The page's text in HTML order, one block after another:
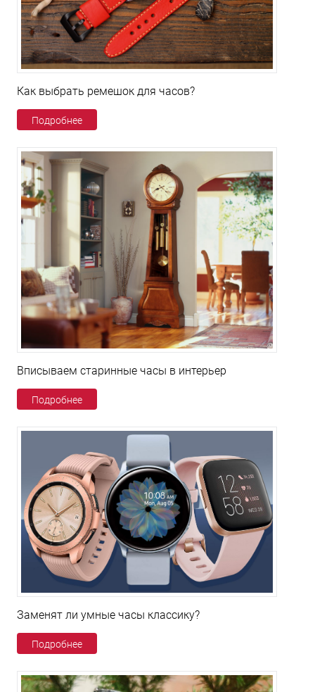
Как выбрать ремешок для часов?
Подробнее
Вписываем старинные часы в интерьер
Подробнее
Заменят ли умные часы классику?
Подробнее